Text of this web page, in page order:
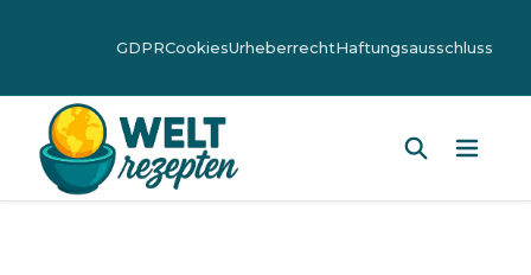
GDPRCookiesUrheberrechtHaftungsausschluss